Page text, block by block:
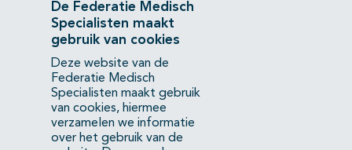
Contact
Mercatorlaan 1200
3528 BL Utrecht
(088) 505 34 34
info@richtlijnendatabase.nl
De Federatie Medisch
Specialisten maakt
gebruik van cookies
Deze website van de
Federatie Medisch
Specialisten maakt gebruik
van cookies, hiermee
verzamelen we informatie
over het gebruik van de